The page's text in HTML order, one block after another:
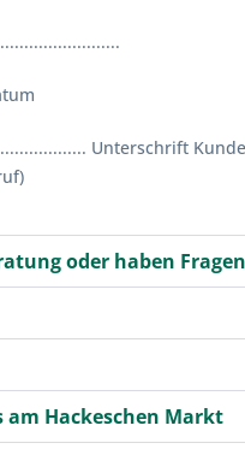
Unterschrift
oder haben
am Hackeschen Markt